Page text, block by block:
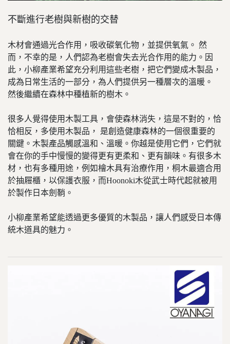
不斷進行老樹與新樹的交替
木材會通過光合作用，吸收碳氧化物，並提供氧氣。 然
而，不幸的是，人們認為老樹會失去光合作用的能力。因
此，小柳產業希望充分利用這些老樹，把它們變成木製品，
成為日常生活的一部分，為人們提供另一種層次的溫暖。
然後繼續在森林中種植新的樹木。
很多人覺得使用木製工具，會使森林消失，這是不對的，恰
恰相反，多使用木製品， 是創造健康森林的一個很重要的
關鍵。木製產品觸感溫和、溫暖。你越是使用它們，它們就
會在你的手中慢慢的變得更有更柔和、更有韻味。 有很多木
材，也有多種用途，例如檜木具有治療作用，桐木最適合用
於抽屜櫃，以保護衣服，而Hoonoki木從武士時代起就被用
於製作日本劍鞘。
小柳產業希望能透過更多優質的木製品，讓人們感受日本傳
統木道具的魅力。